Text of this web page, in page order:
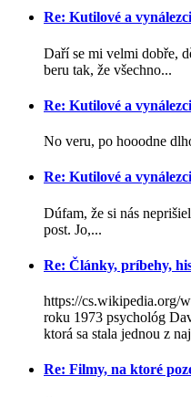
Re: Kutilové a vynálezci
Daří se mi velmi dobře,
beru tak, že všechno...
Re: Kutilové a vynálezci
No veru, po hooodne
Re: Kutilové a vynálezci
Dúfam, že si nás
post. Jo,...
Re: Články, príbehy,
https://cs.wikipedia.org/
roku 1973 psychológ
ktorá sa stala jednou z
Re: Filmy, na ktoré